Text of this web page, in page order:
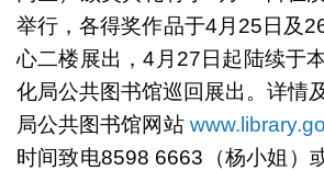
举行，各得奖作品于4月25日及
心二楼展出，4月27日起陆续于
化局公共图书馆巡回展出。详情
局公共图书馆网站
时间致电8598 6663（杨小姐）